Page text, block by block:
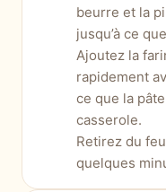
beurre et la
jusqu’à ce
Ajoutez la
rapidement
ce que la
casserole.
Retirez du
quelques